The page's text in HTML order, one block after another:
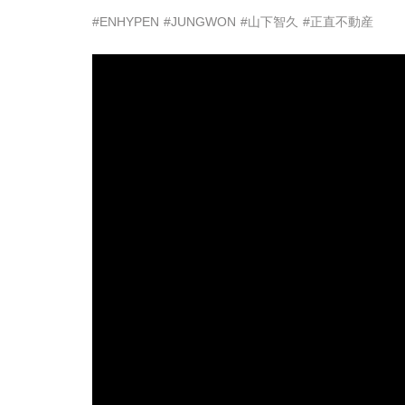
#ENHYPEN #JUNGWON #山下智久 #正直不動産